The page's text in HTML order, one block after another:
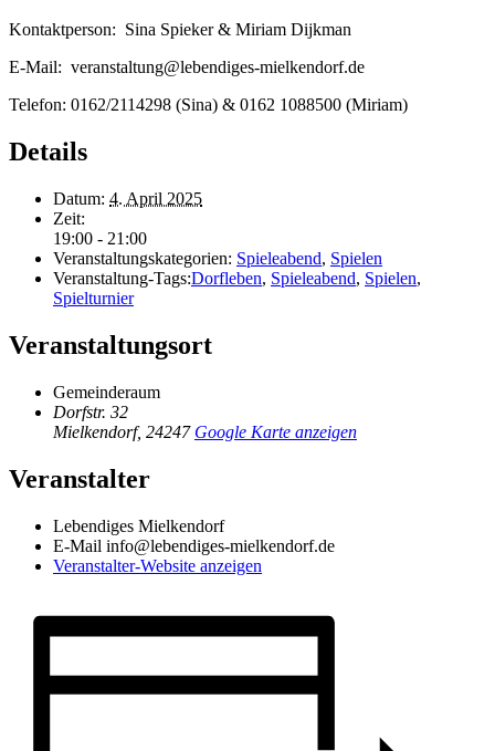
Kontaktperson: Sina Spieker & Miriam Dijkman
E-Mail: veranstaltung@lebendiges-mielkendorf.de
Telefon: 0162/2114298 (Sina) & 0162 1088500 (Miriam)
Details
Datum: 4. April 2025
Zeit:
19:00 - 21:00
Veranstaltungskategorien: Spieleabend, Spielen
Veranstaltung-Tags:Dorfleben, Spieleabend, Spielen,
Spielturnier
Veranstaltungsort
Gemeinderaum
Dorfstr. 32
Mielkendorf, 24247 Google Karte anzeigen
Veranstalter
Lebendiges Mielkendorf
E-Mail info@lebendiges-mielkendorf.de
Veranstalter-Website anzeigen